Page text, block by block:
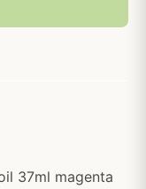
37ml magenta